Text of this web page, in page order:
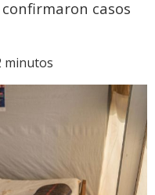
casos
minutos